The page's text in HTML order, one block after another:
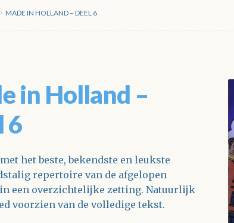
MADE IN HOLLAND – DEEL 6
in Holland –
6
het beste, bekendste en leukste
repertoire van de afgelopen
een overzichtelijke zetting. Natuurlijk
voorzien van de volledige tekst.